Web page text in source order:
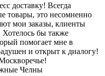
доставку! Всегда
товары, это несомненно
мои заказы, клиенты
бы также
помогает мне в
и открыт к диалогу!
Челны